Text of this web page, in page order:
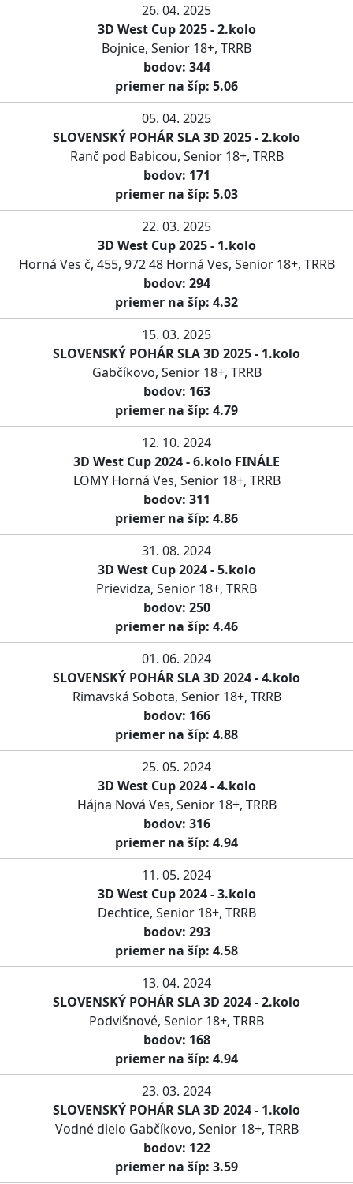
26. 04. 2025
3D West Cup 2025 - 2.kolo
Bojnice, Senior 18+, TRRB
bodov: 344
priemer na šíp: 5.06
05. 04. 2025
SLOVENSKÝ POHÁR SLA 3D 2025 - 2.kolo
Ranč pod Babicou, Senior 18+, TRRB
bodov: 171
priemer na šíp: 5.03
22. 03. 2025
3D West Cup 2025 - 1.kolo
Horná Ves č, 455, 972 48 Horná Ves, Senior 18+, TRRB
bodov: 294
priemer na šíp: 4.32
15. 03. 2025
SLOVENSKÝ POHÁR SLA 3D 2025 - 1.kolo
Gabčíkovo, Senior 18+, TRRB
bodov: 163
priemer na šíp: 4.79
12. 10. 2024
3D West Cup 2024 - 6.kolo FINÁLE
LOMY Horná Ves, Senior 18+, TRRB
bodov: 311
priemer na šíp: 4.86
31. 08. 2024
3D West Cup 2024 - 5.kolo
Prievidza, Senior 18+, TRRB
bodov: 250
priemer na šíp: 4.46
01. 06. 2024
SLOVENSKÝ POHÁR SLA 3D 2024 - 4.kolo
Rimavská Sobota, Senior 18+, TRRB
bodov: 166
priemer na šíp: 4.88
25. 05. 2024
3D West Cup 2024 - 4.kolo
Hájna Nová Ves, Senior 18+, TRRB
bodov: 316
priemer na šíp: 4.94
11. 05. 2024
3D West Cup 2024 - 3.kolo
Dechtice, Senior 18+, TRRB
bodov: 293
priemer na šíp: 4.58
13. 04. 2024
SLOVENSKÝ POHÁR SLA 3D 2024 - 2.kolo
Podvišnové, Senior 18+, TRRB
bodov: 168
priemer na šíp: 4.94
23. 03. 2024
SLOVENSKÝ POHÁR SLA 3D 2024 - 1.kolo
Vodné dielo Gabčíkovo, Senior 18+, TRRB
bodov: 122
priemer na šíp: 3.59